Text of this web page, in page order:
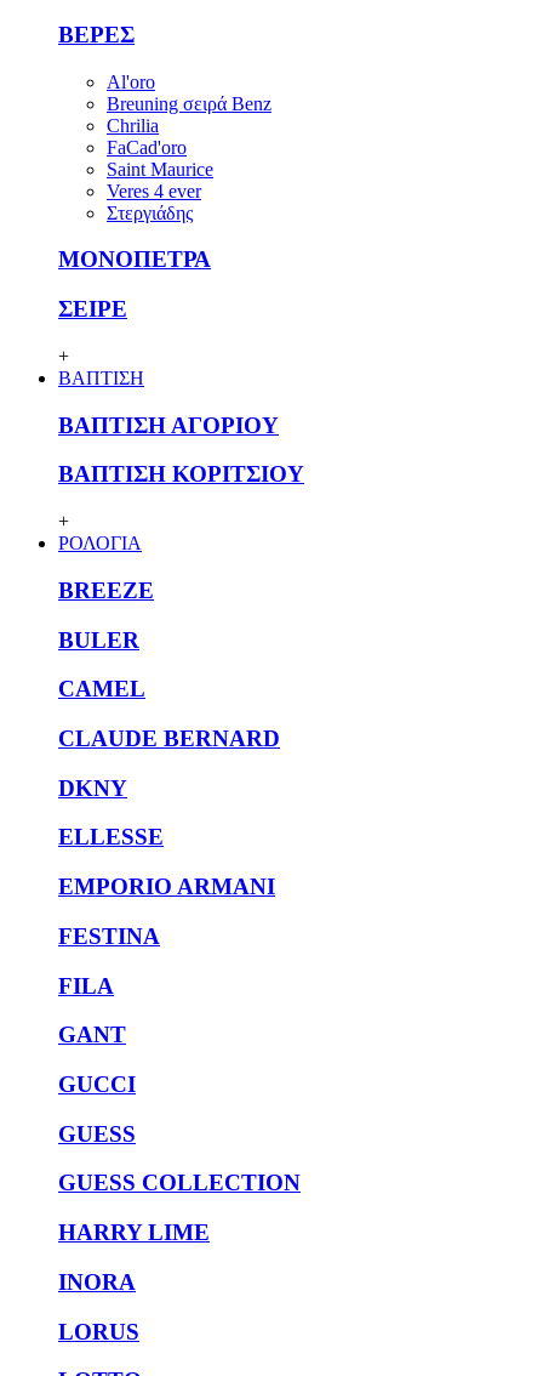
ΒΕΡΕΣ
Al'oro
Breuning σειρά Benz
Chrilia
FaCad'oro
Saint Maurice
Veres 4 ever
Στεργιάδης
ΜΟΝΟΠΕΤΡΑ
ΣΕΙΡΕ
+
ΒΑΠΤΙΣΗ
ΒΑΠΤΙΣΗ ΑΓΟΡΙΟΥ
ΒΑΠΤΙΣΗ ΚΟΡΙΤΣΙΟΥ
+
ΡΟΛΟΓΙΑ
BREEZE
BULER
CAMEL
CLAUDE BERNARD
DKNY
ELLESSE
EMPORIO ARMANI
FESTINA
FILA
GANT
GUCCI
GUESS
GUESS COLLECTION
HARRY LIME
INORA
LORUS